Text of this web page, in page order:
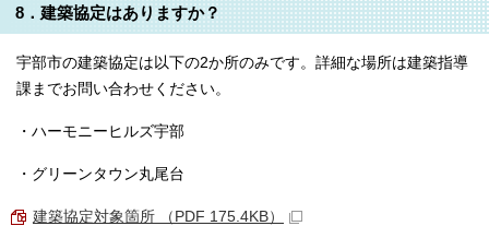
8．建築協定はありますか？
宇部市の建築協定は以下の2か所のみです。詳細な場所は建築指導
課までお問い合わせください。
・ハーモニーヒルズ宇部
・グリーンタウン丸尾台
建築協定対象箇所 （PDF 175.4KB）